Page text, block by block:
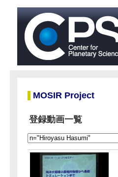
MOSIR Project
登録動画一覧